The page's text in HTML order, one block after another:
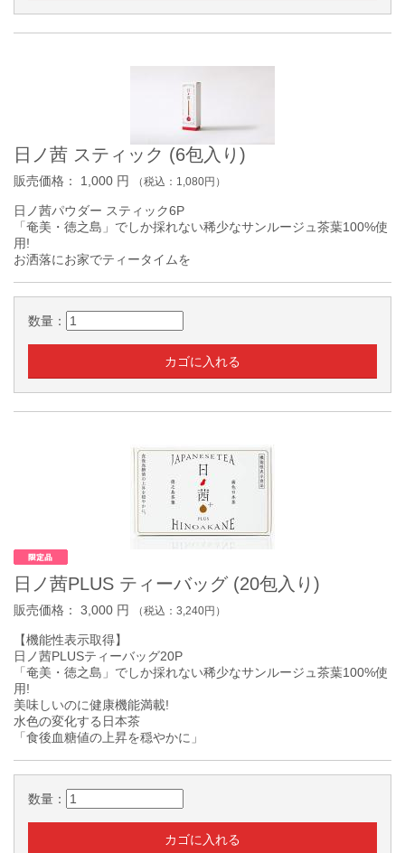
日ノ茜 スティック (6包入り)
販売価格： 1,000 円 （税込： 1,080円）
日ノ茜パウダー スティック6P
「奄美・徳之島」でしか採れない稀少なサンルージュ茶葉100%使
用!
お洒落にお家でティータイムを
数量：
日ノ茜PLUS ティーバッグ (20包入り)
販売価格： 3,000 円 （税込： 3,240円）
【機能性表示取得】
日ノ茜PLUSティーバッグ20P
「奄美・徳之島」でしか採れない稀少なサンルージュ茶葉100%使
用!
美味しいのに健康機能満載!
水色の変化する日本茶
「食後血糖値の上昇を穏やかに」
数量：